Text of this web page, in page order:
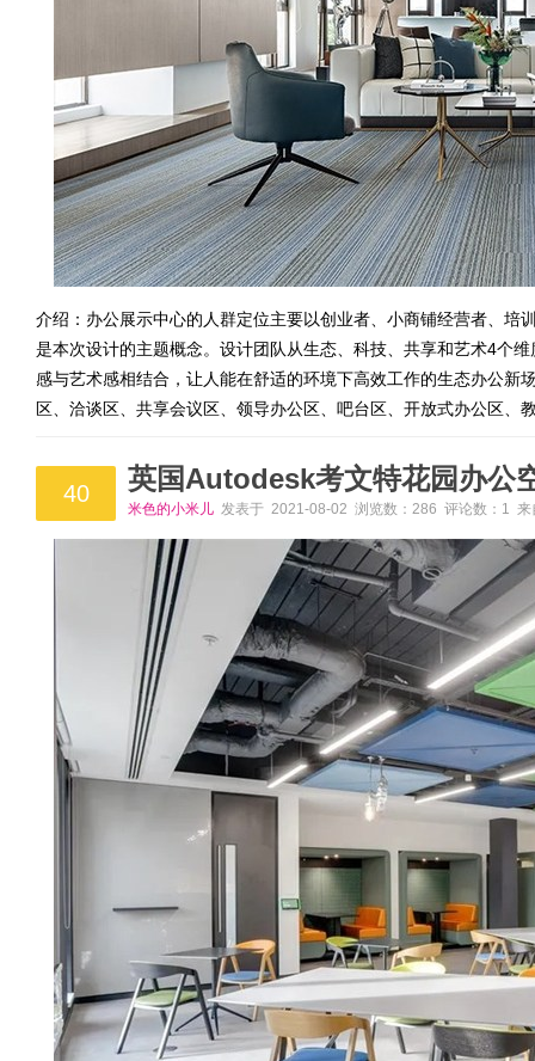
介绍：办公展示中心的人群定位主要以创业者、小商铺经营者、
是本次设计的主题概念。设计团队从生态、科技、共享和艺术4个
感与艺术感相结合，让人能在舒适的环境下高效工作的生态办公新
区、洽谈区、共享会议区、领导办公区、吧台区、开放式办公区、
40 英国Autodesk考文特花园办公
米色的小米儿 发表于 2021-08-02 浏览数：286 评论数：1